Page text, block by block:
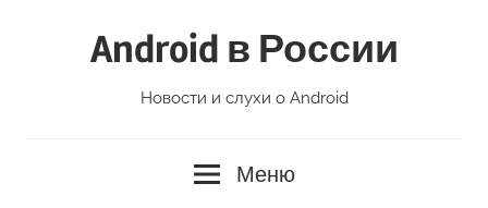
Android в России
Новости и слухи о Android
Меню